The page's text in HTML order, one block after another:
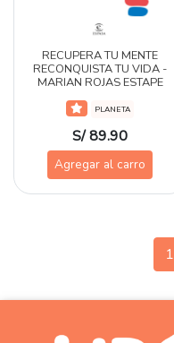
RECUPERA TU MENTE
RECONQUISTA TU VIDA -
MARIAN ROJAS ESTAPE
PLANETA
S/ 89.90
Agregar al carro
1